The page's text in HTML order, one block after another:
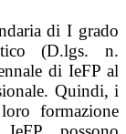
di I grado
(D.lgs. n.
di IeFP al
Quindi, i
formazione